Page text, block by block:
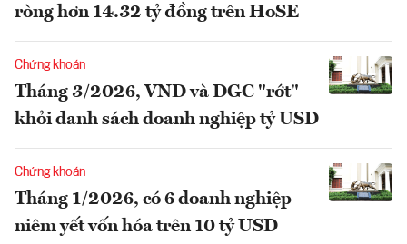
ròng hơn 14.32 tỷ đồng trên HoSE
Chứng khoán
Tháng 3/2026, VND và DGC "rớt"
khỏi danh sách doanh nghiệp tỷ USD
Chứng khoán
Tháng 1/2026, có 6 doanh nghiệp
niêm yết vốn hóa trên 10 tỷ USD